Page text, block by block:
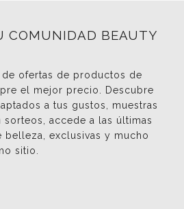
COMUNIDAD BEAUTY
ofertas de productos de
el mejor precio. Descubre
a tus gustos, muestras
sorteos, accede a las últimas
belleza, exclusivas y mucho
sitio.